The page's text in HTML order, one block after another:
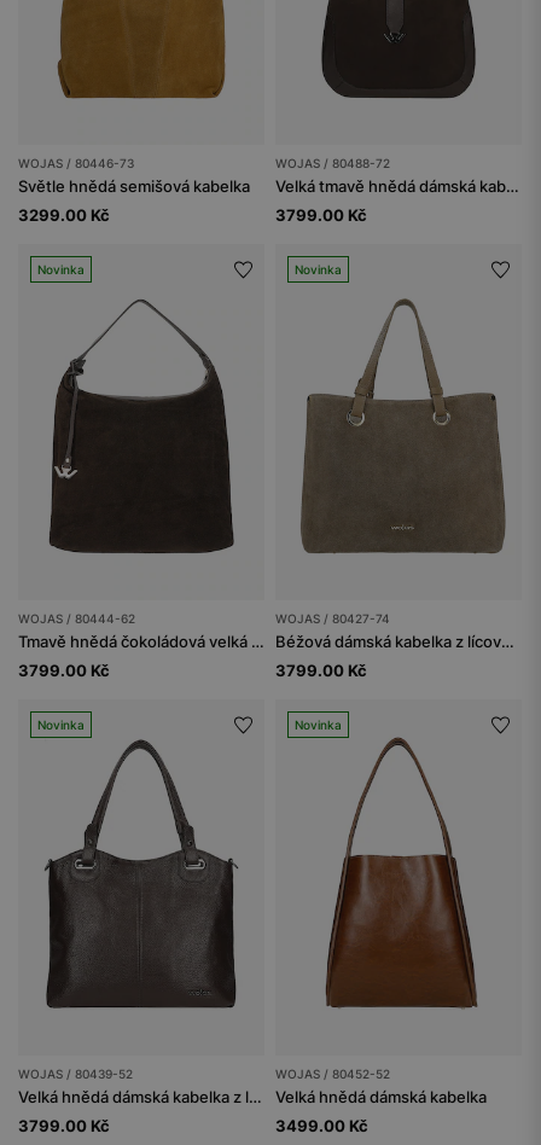
WOJAS / 80446-73
Světle hnědá semišová kabelka
3299.00 Kč
WOJAS / 80488-72
Velká tmavě hnědá dámská kabelka z lícové kůže a semiše
3799.00 Kč
Novinka
WOJAS / 80444-62
Tmavě hnědá čokoládová velká dámská kabelka
3799.00 Kč
Novinka
WOJAS / 80427-74
Béžová dámská kabelka z lícové kůže a velurové štěpky
3799.00 Kč
Novinka
WOJAS / 80439-52
Velká hnědá dámská kabelka z lícové kůže
3799.00 Kč
Novinka
WOJAS / 80452-52
Velká hnědá dámská kabelka
3499.00 Kč